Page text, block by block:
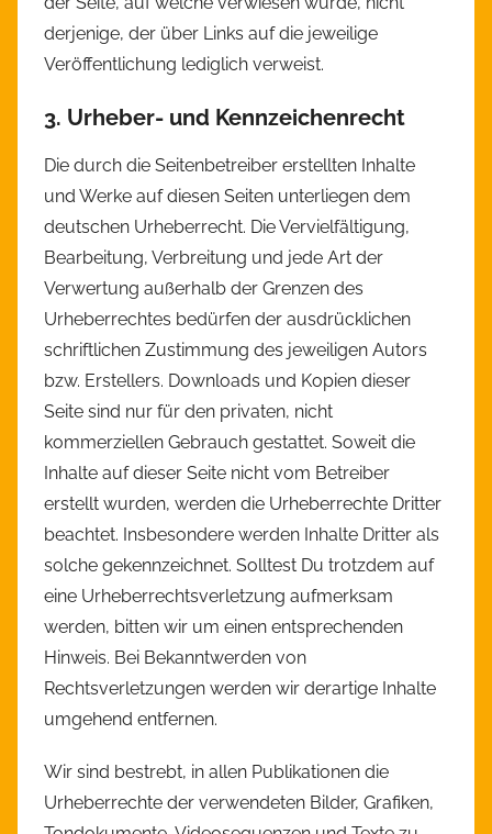
derjenige, der über Links auf die jeweilige
Veröffentlichung lediglich verweist.
3. Urheber- und Kennzeichenrecht
Die durch die Seitenbetreiber erstellten Inhalte
und Werke auf diesen Seiten unterliegen dem
deutschen Urheberrecht. Die Vervielfältigung,
Bearbeitung, Verbreitung und jede Art der
Verwertung außerhalb der Grenzen des
Urheberrechtes bedürfen der ausdrücklichen
schriftlichen Zustimmung des jeweiligen Autors
bzw. Erstellers. Downloads und Kopien dieser
Seite sind nur für den privaten, nicht
kommerziellen Gebrauch gestattet. Soweit die
Inhalte auf dieser Seite nicht vom Betreiber
erstellt wurden, werden die Urheberrechte Dritter
beachtet. Insbesondere werden Inhalte Dritter als
solche gekennzeichnet. Solltest Du trotzdem auf
eine Urheberrechtsverletzung aufmerksam
werden, bitten wir um einen entsprechenden
Hinweis. Bei Bekanntwerden von
Rechtsverletzungen werden wir derartige Inhalte
umgehend entfernen.
Wir sind bestrebt, in allen Publikationen die
Urheberrechte der verwendeten Bilder, Grafiken,